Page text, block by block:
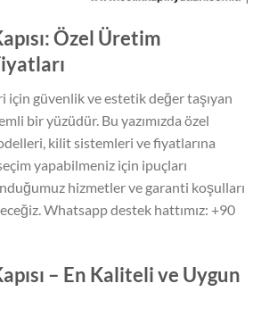
Özel Üretim
için güvenlik ve estetik değer taşıyan
bir yüzüdür. Bu yazımızda özel
kilit sistemleri ve fiyatlarına
yapabilmeniz için ipuçları
hizmetler ve garanti koşulları
Whatsapp destek hattımız: +90
– En Kaliteli ve Uygun